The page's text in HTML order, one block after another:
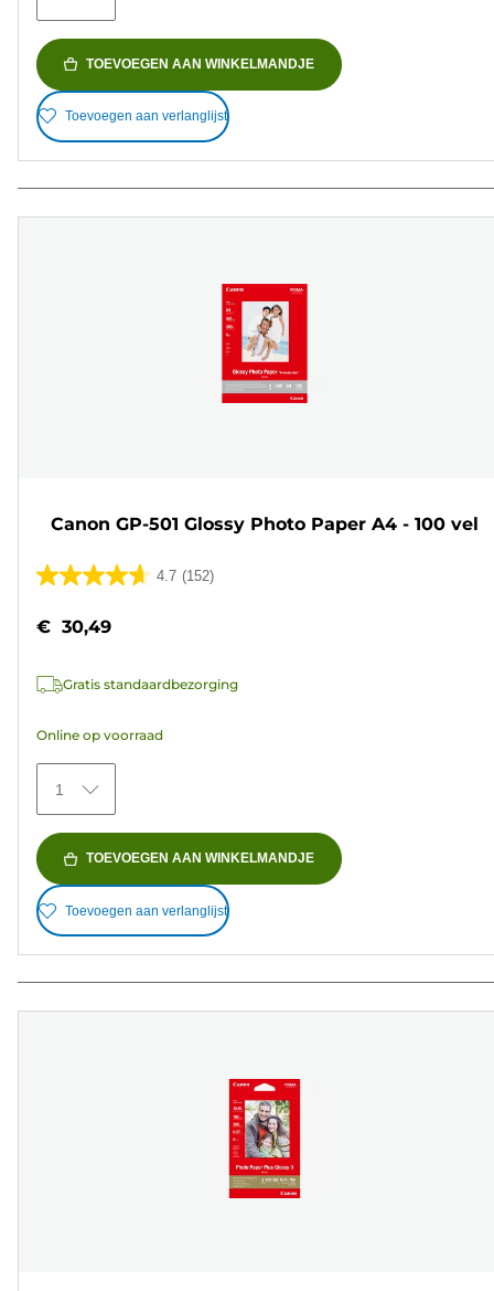
TOEVOEGEN AAN WINKELMANDJE
Toevoegen aan verlanglijst
Canon GP-501 Glossy Photo Paper A4 - 100 vel
4.7 (152)
4.7
de
sterren.
beoordelingen
€ 30,49
Gratis standaardbezorging
Online op voorraad
1
TOEVOEGEN AAN WINKELMANDJE
Toevoegen aan verlanglijst